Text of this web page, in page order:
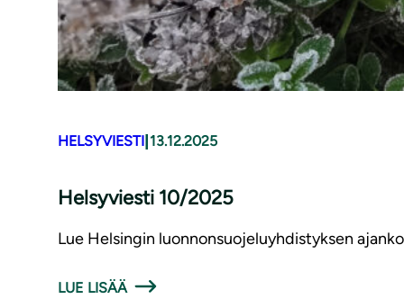
HELSYVIESTI 13.12.2025
Helsyviesti 10/2025
Lue Helsingin luonnonsuojeluyhdistyksen
LUE LISÄÄ